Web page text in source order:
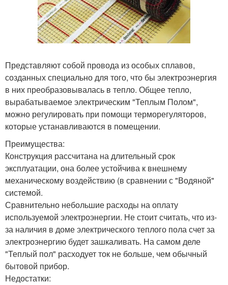
Представляют собой провода из особых сплавов,
созданных специально для того, что бы электроэнергия
в них преобразовывалась в тепло. Общее тепло,
вырабатываемое электрическим "Теплым Полом",
можно регулировать при помощи терморегуляторов,
которые устанавливаются в помещении.
Преимущества:
Конструкция рассчитана на длительный срок
эксплуатации, она более устойчива к внешнему
механическому воздействию (в сравнении с "Водяной"
системой.
Сравнительно небольшие расходы на оплату
используемой электроэнергии. Не стоит считать, что из-
за наличия в доме электрического теплого пола счет за
электроэнергию будет зашкаливать. На самом деле
"Теплый пол" расходует ток не больше, чем обычный
бытовой прибор.
Недостатки: